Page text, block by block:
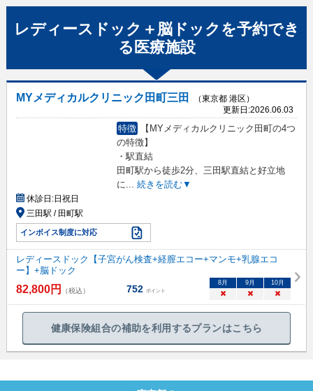
レディースドック＋脳ドック を予約でき
る 医療施設
MYメディカルクリニック田町三田
（東京都 港区）
更新日:2026.06.03
特徴
【MYメディカルクリニック田町の4つ
の特徴】
・駅直結
田町駅から徒歩2分、三田駅直結と好立地
に... 続きを読む▼
休診日:日祝日
三田駅 / 田町駅
インボイス制度に対応
レディースドック【子宮がん検査+経膣エコー+マンモ+乳腺エコ
ー】+脳ドック
82,800円 （税込） 752 ポイント
8月 9月 10月
× × ×
健康保険組合の補助を利用するプランはこちら